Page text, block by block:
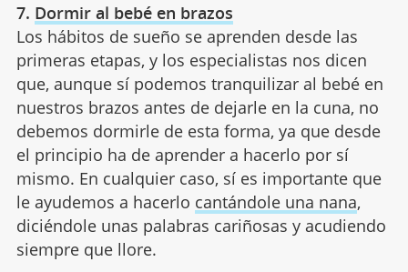
7. Dormir al bebé en brazos
Los hábitos de sueño se aprenden desde las
primeras etapas, y los especialistas nos dicen
que, aunque sí podemos tranquilizar al bebé en
nuestros brazos antes de dejarle en la cuna, no
debemos dormirle de esta forma, ya que desde
el principio ha de aprender a hacerlo por sí
mismo. En cualquier caso, sí es importante que
le ayudemos a hacerlo cantándole una nana,
diciéndole unas palabras cariñosas y acudiendo
siempre que llore.